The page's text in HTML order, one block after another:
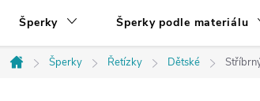
Šperky Šperky podle materiálu
Domů
Šperky Řetízky Dětské